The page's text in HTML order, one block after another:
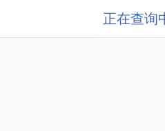
正在查询